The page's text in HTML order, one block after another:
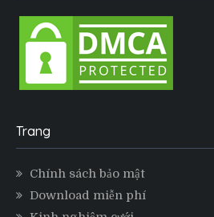
Trang
Chính sách bảo mật
Download miễn phí